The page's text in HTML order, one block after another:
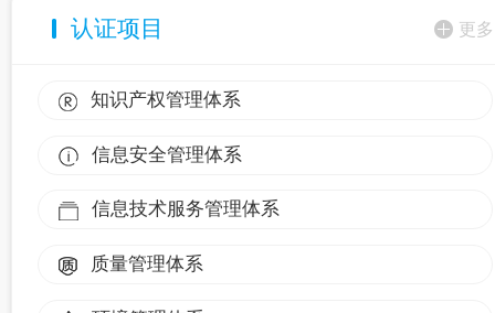
认证项目 更多
知识产权管理体系
信息安全管理体系
信息技术服务管理体系
质量管理体系